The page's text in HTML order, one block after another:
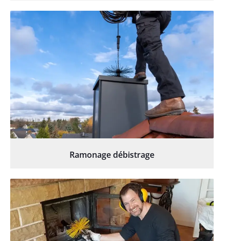
Ramonage débistrage